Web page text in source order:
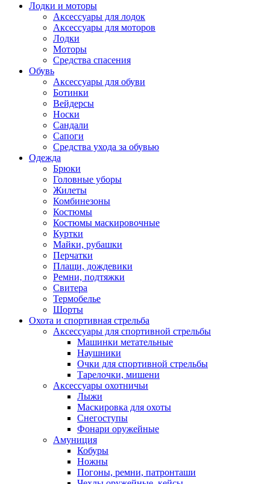
Лодки и моторы
Аксессуары для лодок
Аксессуары для моторов
Лодки
Моторы
Средства спасения
Обувь
Аксессуары для обуви
Ботинки
Вейдерсы
Носки
Сандали
Сапоги
Средства ухода за обувью
Одежда
Брюки
Головные уборы
Жилеты
Комбинезоны
Костюмы
Костюмы маскировочные
Куртки
Майки, рубашки
Перчатки
Плащи, дождевики
Ремни, подтяжки
Свитера
Термобелье
Шорты
Охота и спортивная стрельба
Аксессуары для спортивной стрельбы
Машинки метательные
Наушники
Очки для спортивной стрельбы
Тарелочки, мишени
Аксессуары охотничьи
Лыжи
Маскировка для охоты
Снегоступы
Фонари оружейные
Амуниция
Кобуры
Ножны
Погоны, ремни, патронташи